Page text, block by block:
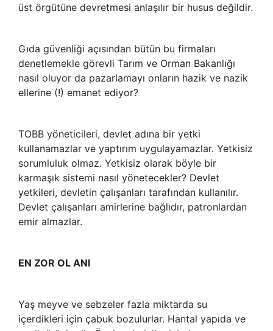
üst örgütüne devretmesi anlaşılır bir husus değildir.
Gıda güvenliği açısından bütün bu firmaları
denetlemekle görevli Tarım ve Orman Bakanlığı
nasıl oluyor da pazarlamayı onların hazik ve nazik
ellerine (!) emanet ediyor?
TOBB yöneticileri, devlet adına bir yetki
kullanamazlar ve yaptırım uygulayamazlar. Yetkisiz
sorumluluk olmaz. Yetkisiz olarak böyle bir
karmaşık sistemi nasıl yönetecekler? Devlet
yetkileri, devletin çalışanları tarafından kullanılır.
Devlet çalışanları amirlerine bağlıdır, patronlardan
emir almazlar.
EN ZOR OL ANI
Yaş meyve ve sebzeler fazla miktarda su
içerdikleri için çabuk bozulurlar. Hantal yapıda ve